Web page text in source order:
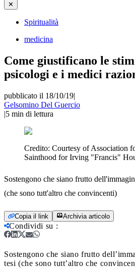
✕
Spiritualità
medicina
Come giustificano le
psicologi e i medici
pubblicato il 18/10/19|
Gelsomino Del Guercio
|5 min di lettura
Credito: Courtesy of Association
Sainthood for Irving "Francis"
Sostengono che siano frutto
(che sono tutt'altro che convincenti)
Copia il link Archivia articolo
Condividi su :
Sostengono che siano frutto
tesi (che sono tutt’altro che